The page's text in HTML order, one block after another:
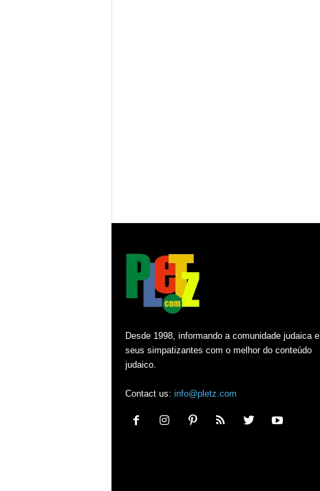
Desde 1998, informando a comunidade judaica e
seus simpatizantes com o melhor do conteúdo
judaico.
Contact us: info@pletz.com